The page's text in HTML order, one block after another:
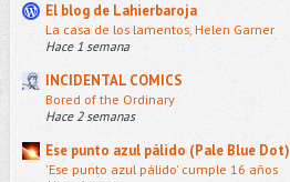
El blog de Lahierbaroja
La casa de los lamentos, Helen Garner
Hace 1 semana
INCIDENTAL COMICS
Bored of the Ordinary
Hace 2 semanas
Ese punto azul pálido (Pale Blue Dot)
'Ese punto azul pálido' cumple 16 años